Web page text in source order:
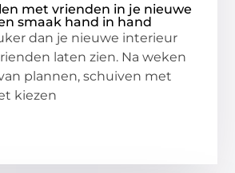
met vrienden in je nieuwe
smaak hand in hand
dan je nieuwe interieur
laten zien. Na weken
plannen, schuiven met
kiezen